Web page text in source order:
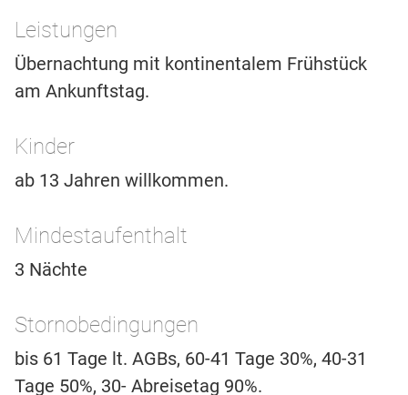
Leistungen
Übernachtung mit kontinentalem Frühstück
am Ankunftstag.
Kinder
ab 13 Jahren willkommen.
Mindestaufenthalt
3 Nächte
Stornobedingungen
bis 61 Tage lt. AGBs, 60-41 Tage 30%, 40-31
Tage 50%, 30- Abreisetag 90%.